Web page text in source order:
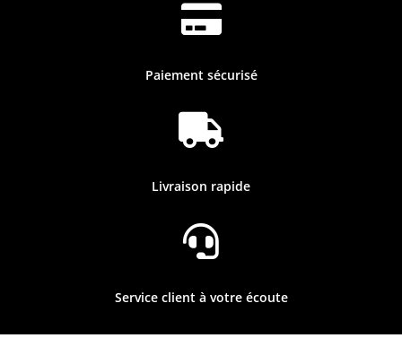

Paiement sécurisé

Livraison rapide

Service client à votre écoute